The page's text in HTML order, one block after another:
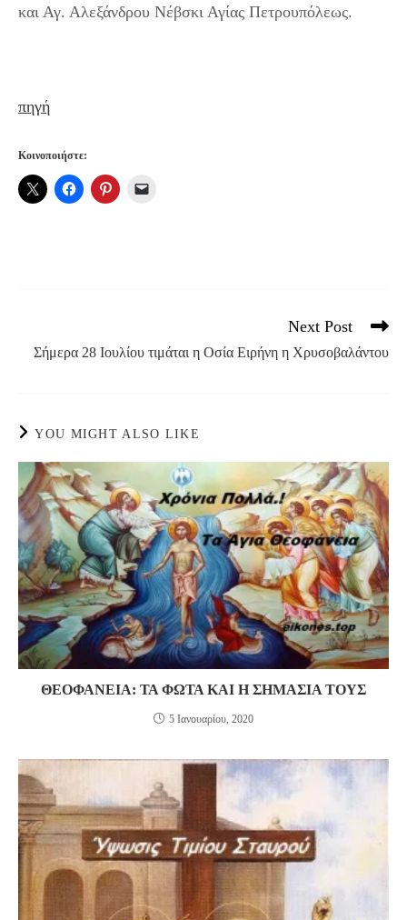
και Αγ. Αλεξάνδρου Νέβσκι Αγίας Πετρουπόλεως.
πηγή
Κοινοποιήστε:
articles
Next Post
Σήμερα 28 Ιουλίου τιμάται η Οσία Ειρήνη η Χρυσοβαλάντου
YOU MIGHT ALSO LIKE
ΘΕΟΦΑΝΕΙΑ: ΤΑ ΦΩΤΑ ΚΑΙ Η ΣΗΜΑΣΙΑ ΤΟΥΣ
5 Ιανουαρίου, 2020